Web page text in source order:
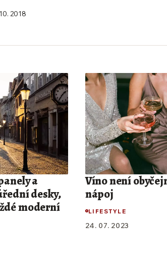
2018
a
desky,
moderní
Víno není
nápoj
LIFESTYLE
24. 07. 2023